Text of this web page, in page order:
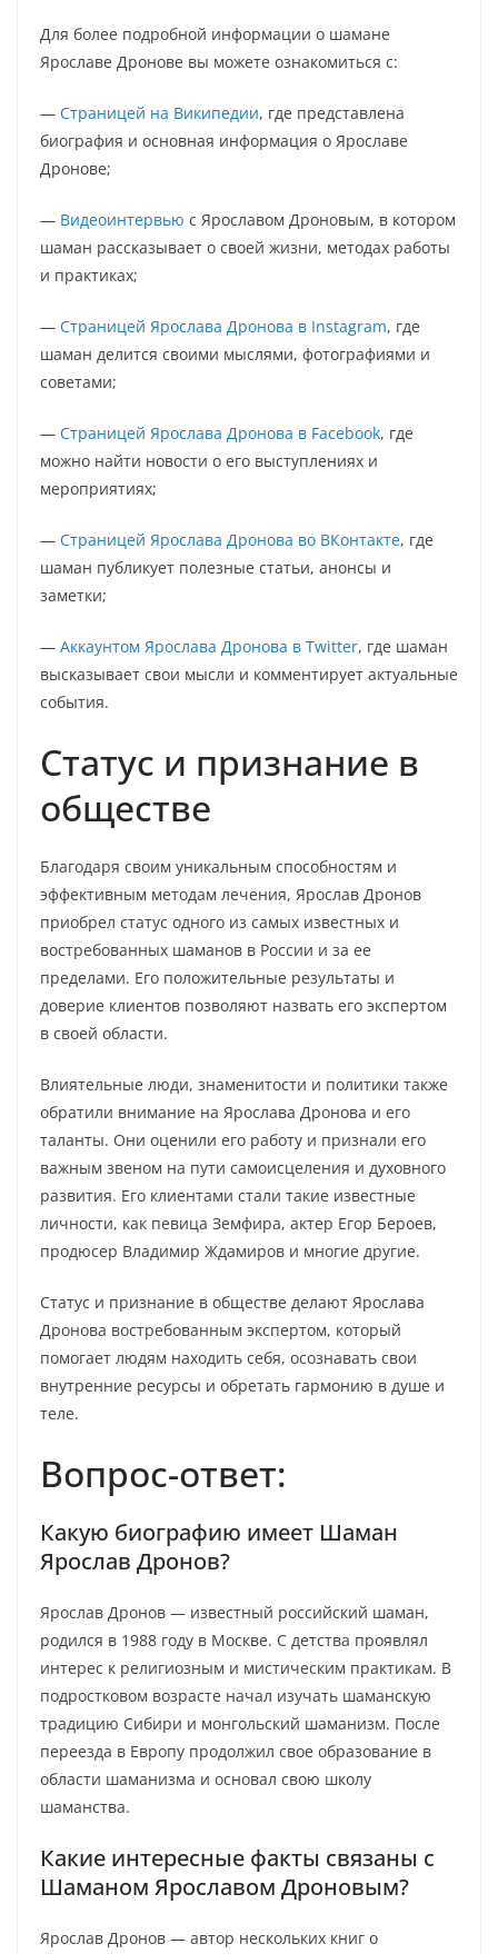
Для более подробной информации о шамане
Ярославе Дронове вы можете ознакомиться с:
— Страницей на Википедии, где представлена
биография и основная информация о Ярославе
Дронове;
— Видеоинтервью с Ярославом Дроновым, в котором
шаман рассказывает о своей жизни, методах работы
и практиках;
— Страницей Ярослава Дронова в Instagram, где
шаман делится своими мыслями, фотографиями и
советами;
— Страницей Ярослава Дронова в Facebook, где
можно найти новости о его выступлениях и
мероприятиях;
— Страницей Ярослава Дронова во ВКонтакте, где
шаман публикует полезные статьи, анонсы и
заметки;
— Аккаунтом Ярослава Дронова в Twitter, где шаман
высказывает свои мысли и комментирует актуальные
события.
Статус и признание в
обществе
Благодаря своим уникальным способностям и
эффективным методам лечения, Ярослав Дронов
приобрел статус одного из самых известных и
востребованных шаманов в России и за ее
пределами. Его положительные результаты и
доверие клиентов позволяют назвать его экспертом
в своей области.
Влиятельные люди, знаменитости и политики также
обратили внимание на Ярослава Дронова и его
таланты. Они оценили его работу и признали его
важным звеном на пути самоисцеления и духовного
развития. Его клиентами стали такие известные
личности, как певица Земфира, актер Егор Бероев,
продюсер Владимир Ждамиров и многие другие.
Статус и признание в обществе делают Ярослава
Дронова востребованным экспертом, который
помогает людям находить себя, осознавать свои
внутренние ресурсы и обретать гармонию в душе и
теле.
Вопрос-ответ:
Какую биографию имеет Шаман
Ярослав Дронов?
Ярослав Дронов — известный российский шаман,
родился в 1988 году в Москве. С детства проявлял
интерес к религиозным и мистическим практикам. В
подростковом возрасте начал изучать шаманскую
традицию Сибири и монгольский шаманизм. После
переезда в Европу продолжил свое образование в
области шаманизма и основал свою школу
шаманства.
Какие интересные факты связаны с
Шаманом Ярославом Дроновым?
Ярослав Дронов — автор нескольких книг о